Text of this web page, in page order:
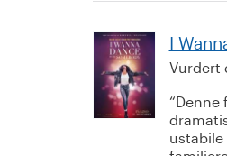
I
Vurdert
Denne